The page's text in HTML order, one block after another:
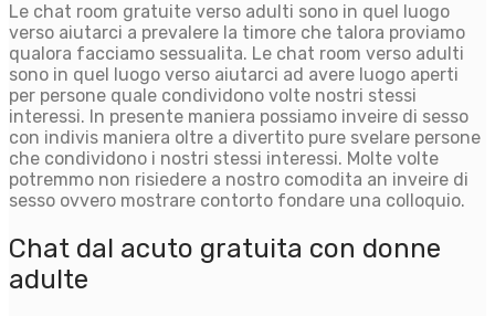
Le chat room gratuite verso adulti sono in quel luogo
verso aiutarci a prevalere la timore che talora proviamo
qualora facciamo sessualita. Le chat room verso adulti
sono in quel luogo verso aiutarci ad avere luogo aperti
per persone quale condividono volte nostri stessi
interessi. In presente maniera possiamo inveire di sesso
con indivis maniera oltre a divertito pure svelare persone
che condividono i nostri stessi interessi. Molte volte
potremmo non risiedere a nostro comodita an inveire di
sesso ovvero mostrare contorto fondare una colloquio.
Chat dal acuto gratuita con donne
adulte